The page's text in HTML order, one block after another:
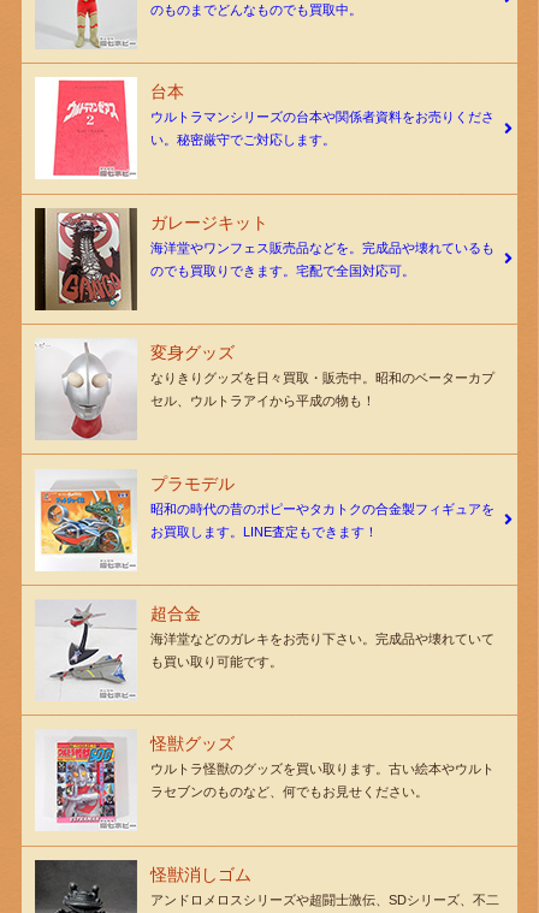
のものまでどんなものでも買取中。
台本
ウルトラマンシリーズの台本や関係者資料をお売りくださ
い。秘密厳守でご対応します。
ガレージキット
海洋堂やワンフェス販売品などを。完成品や壊れているも
のでも買取りできます。宅配で全国対応可。
変身グッズ
なりきりグッズを日々買取・販売中。昭和のベーターカプ
セル、ウルトラアイから平成の物も！
プラモデル
昭和の時代の昔のポピーやタカトクの合金製フィギュアを
お買取します。LINE査定もできます！
超合金
海洋堂などのガレキをお売り下さい。完成品や壊れていて
も買い取り可能です。
怪獣グッズ
ウルトラ怪獣のグッズを買い取ります。古い絵本やウルト
ラセブンのものなど、何でもお見せください。
怪獣消しゴム
アンドロメロスシリーズや超闘士激伝、SDシリーズ、不二